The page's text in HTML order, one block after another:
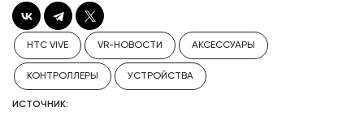
HTC VIVE VR-НОВОСТИ АКСЕССУАРЫ
КОНТРОЛЛЕРЫ УСТРОЙСТВА
ИСТОЧНИК: